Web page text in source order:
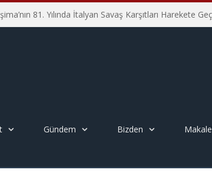
Gündem Bizden